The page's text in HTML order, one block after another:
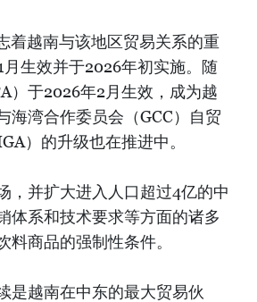
着越南与该地区贸易关系的重
生效并于2026年初实施。随
）于2026年2月生效，成为越
海湾合作委员会（GCC）自贸
）的升级也在推进中。
，并扩大进入人口超过4亿的中
体系和技术要求等方面的诸多
商品的强制性条件。
是越南在中东的最大贸易伙